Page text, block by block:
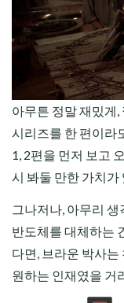
아무튼 정말 재밌게,
시리즈를 한 편이라
1, 2편을 먼저 보고
시 봐둘 만한 가치가
그나저나, 아무리
반도체를 대체하는
다면, 브라운 박사
원하는 인재였을 거